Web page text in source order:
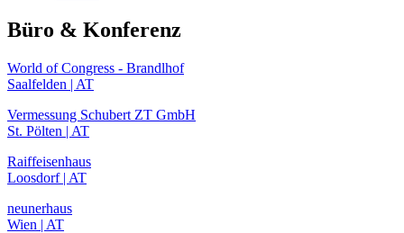
Büro & Konferenz
World of Congress - Brandlhof
Saalfelden | AT
Vermessung Schubert ZT GmbH
St. Pölten | AT
Raiffeisenhaus
Loosdorf | AT
neunerhaus
Wien | AT